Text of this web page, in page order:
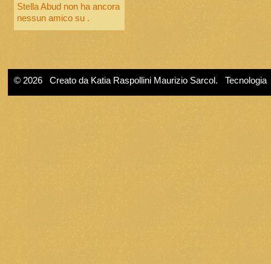
Stella Abud non ha ancora
nessun amico su .
© 2026 Creato da Katia Raspollini Maurizio Sarcol . Tecnologia